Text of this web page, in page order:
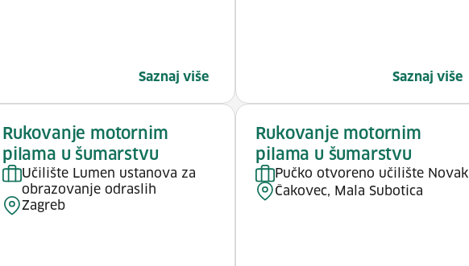
Saznaj više Saznaj više
Rukovanje motornim
pilama u šumarstvu
Učilište Lumen ustanova za
obrazovanje odraslih
Zagreb
Rukovanje motornim
pilama u šumarstvu
Pučko otvoreno učilište Novak
Čakovec, Mala Subotica